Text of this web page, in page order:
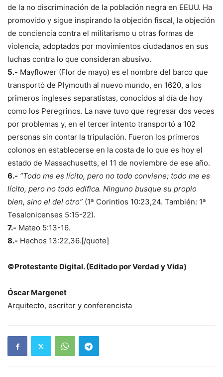
de la no discriminación de la población negra en EEUU. Ha
promovido y sigue inspirando la objeción fiscal, la objeción
de conciencia contra el militarismo u otras formas de
violencia, adoptados por movimientos ciudadanos en sus
luchas contra lo que consideran abusivo.
5.- Mayflower (Flor de mayo) es el nombre del barco que
transportó de Plymouth al nuevo mundo, en 1620, a los
primeros ingleses separatistas, conocidos al día de hoy
como los Peregrinos. La nave tuvo que regresar dos veces
por problemas y, en el tercer intento transportó a 102
personas sin contar la tripulación. Fueron los primeros
colonos en establecerse en la costa de lo que es hoy el
estado de Massachusetts, el 11 de noviembre de ese año.
6.- “Todo me es lícito, pero no todo conviene; todo me es
lícito, pero no todo edifica. Ninguno busque su propio
bien, sino el del otro” (1ª Corintios 10:23,24. También: 1ª
Tesalonicenses 5:15-22).
7.- Mateo 5:13-16.
8.- Hechos 13:22,36.[/quote]
©Protestante Digital. (Editado por Verdad y Vida)
Óscar Margenet
Arquitecto, escritor y conferencista